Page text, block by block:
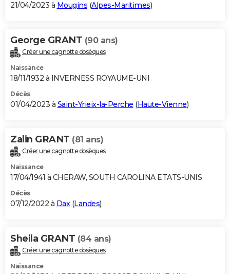
21/04/2023 à Mougins (Alpes-Maritimes)
George GRANT (90 ans)
Créer une cagnotte obsèques
Naissance
18/11/1932 à INVERNESS ROYAUME-UNI
Décès
01/04/2023 à Saint-Yrieix-la-Perche (Haute-Vienne)
Zalin GRANT (81 ans)
Créer une cagnotte obsèques
Naissance
17/04/1941 à CHERAW, SOUTH CAROLINA ETATS-UNIS
Décès
07/12/2022 à Dax(Landes)
Sheila GRANT (84 ans)
Créer une cagnotte obsèques
Naissance